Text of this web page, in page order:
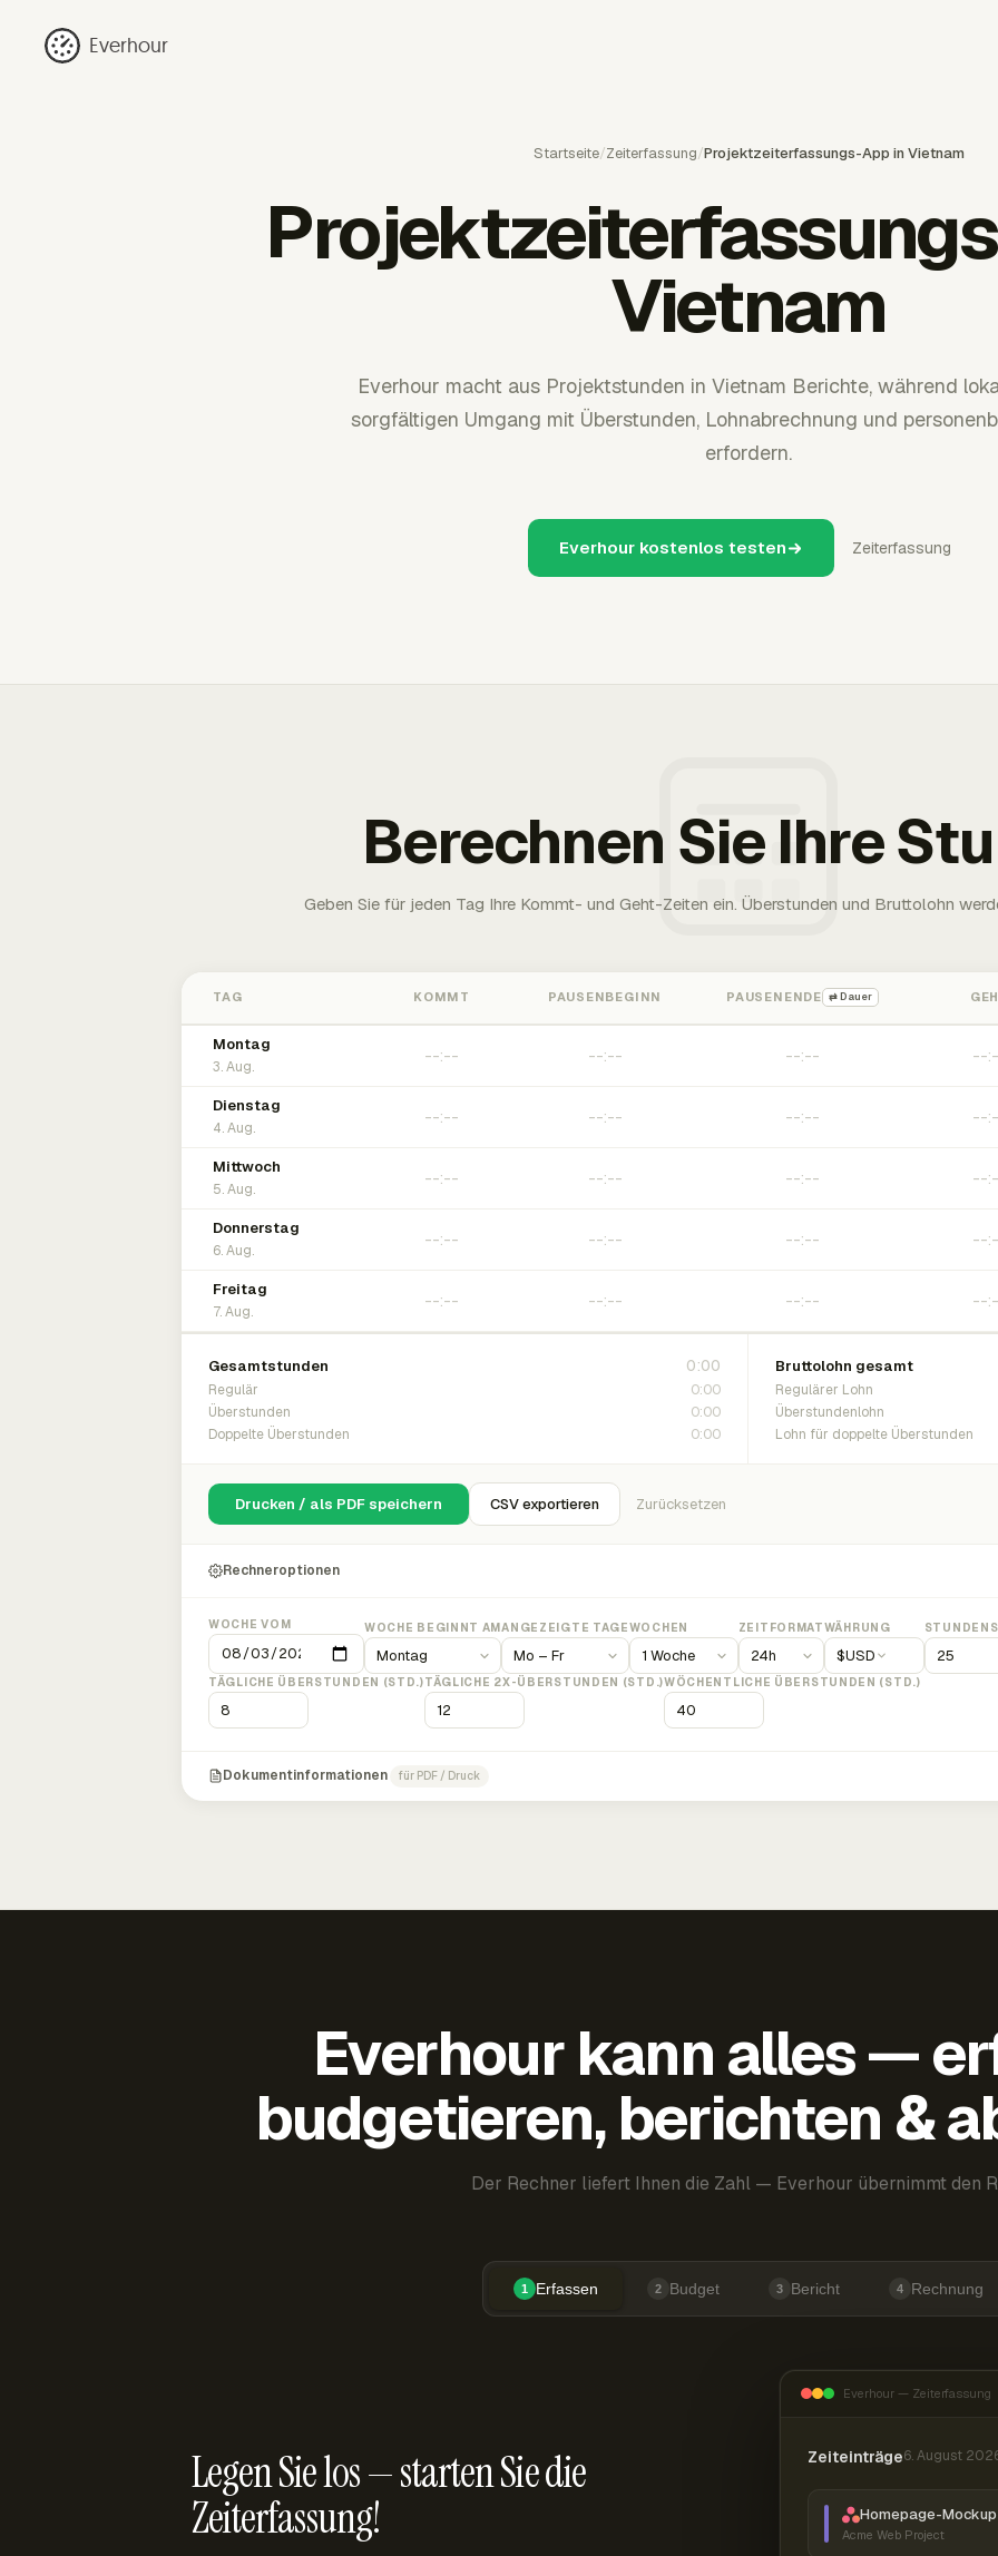
Everhour
Startseite/Zeiterfassung/Projektzeiterfassungs-App in Vietnam
Vietnam
Everhour macht aus Projektstunden in Vietnam Berichte, während
sorgfältigen Umgang mit Überstunden, Lohnabrechnung und
erfordern.
Everhour kostenlos testen Zeiterfassung
Berechnen Sie Ihre
Geben Sie für jeden Tag Ihre Kommt- und Geht-Zeiten ein. Überstunden und Bruttolohn
TAG KOMMT PAUSENBEGINN PAUSENENDE ⇄ Dauer
Montag
3. Aug.
Dienstag
4. Aug.
Mittwoch
5. Aug.
Donnerstag
6. Aug.
Freitag
7. Aug.
Gesamtstunden 0:00
Regulär 0:00
Überstunden 0:00
Doppelte Überstunden 0:00
Bruttolohn gesamt
Regulärer Lohn
Überstundenlohn
Lohn für doppelte Überstunden
Drucken / als PDF speichern CSV exportieren Zurücksetzen
Rechneroptionen
WOCHE VOM WOCHE BEGINNT AMANGEZEIGTE TAGEWOCHEN ZEITFORMATWÄHRUNG
$USD
TÄGLICHE ÜBERSTUNDEN (STD.)TÄGLICHE 2X-ÜBERSTUNDEN (STD.)WÖCHENTLICHE ÜBERSTUNDEN (STD.)
Dokumentinformationen für PDF / Druck
Everhour kann alles —
budgetieren, berichten &
Der Rechner liefert Ihnen die Zahl — Everhour übernimmt den
1 Erfassen 2 Budget 3 Bericht 4 Rechnung
Legen Sie los — starten Sie die
Zeiterfassung!
Everhour — Zeiterfassung
Zeiteinträge6. August
Homepage-
Acme Web Project